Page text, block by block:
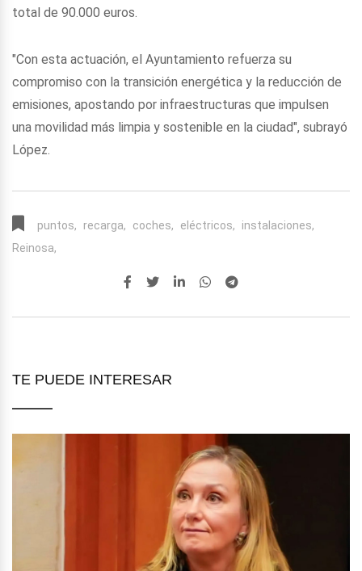
total de 90.000 euros.
"Con esta actuación, el Ayuntamiento refuerza su
compromiso con la transición energética y la reducción de
emisiones, apostando por infraestructuras que impulsen
una movilidad más limpia y sostenible en la ciudad", subrayó
López.
puntos, recarga, coches, eléctricos,
instalaciones,
Reinosa,
TE PUEDE INTERESAR